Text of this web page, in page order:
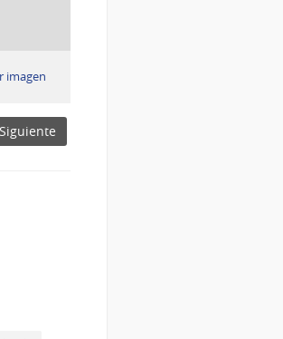
imagen:
Siguiente